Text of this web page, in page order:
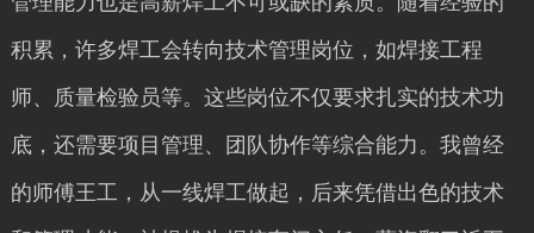
积累，许多焊工会转向技术管理岗位，如焊接工程
师、质量检验员等。这些岗位不仅要求扎实的技术功
底，还需要项目管理、团队协作等综合能力。我曾经
的师傅王工，从一线焊工做起，后来凭借出色的技术